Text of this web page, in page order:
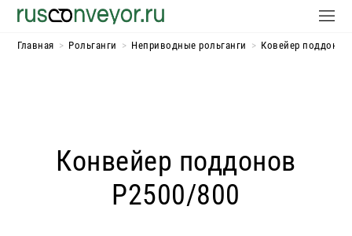
Главная > Рольганги > Неприводные рольганги > Ковейер поддонов
Конвейер поддонов
Р2500/800